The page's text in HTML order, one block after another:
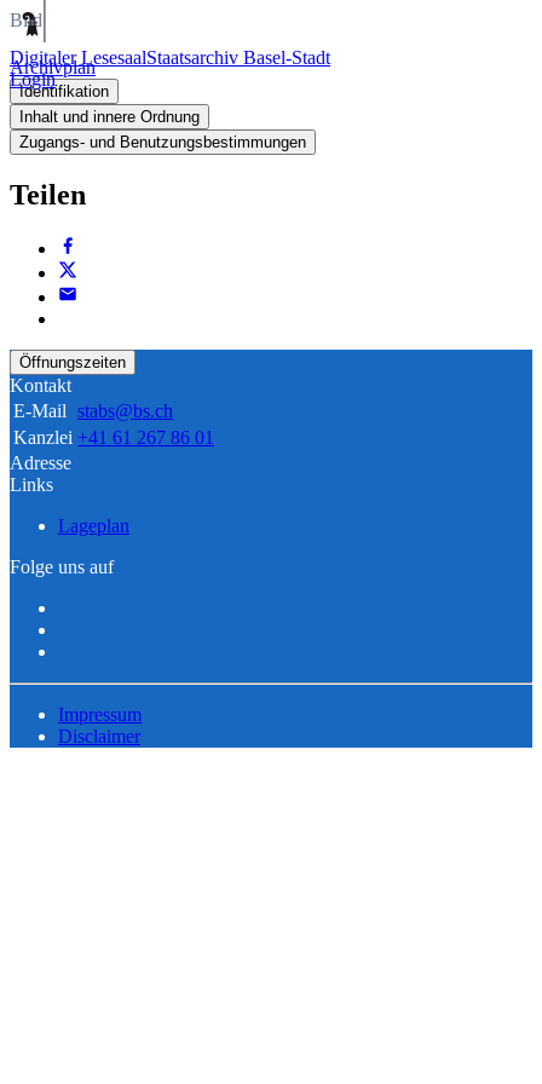
Digitaler LesesaalStaatsarchiv Basel-Stadt
Login
Bild
Archivplan
Identifikation
Inhalt und innere Ordnung
Zugangs- und Benutzungsbestimmungen
Teilen
Öffnungszeiten
Kontakt
E-Mail stabs@bs.ch
Kanzlei +41 61 267 86 01
Adresse
Links
Lageplan
Folge uns auf
Impressum
Disclaimer